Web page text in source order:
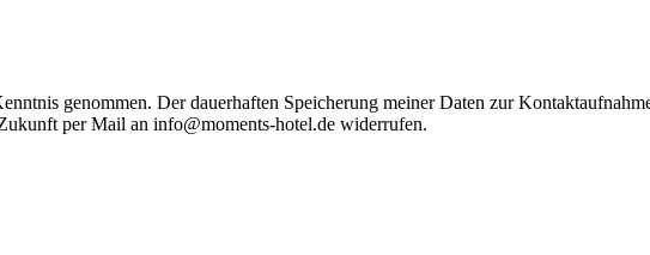
genommen. Der dauerhaften Speicherung meiner Daten zur
per Mail an info@moments-hotel.de widerrufen.